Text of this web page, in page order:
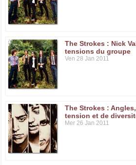
The Strokes : Nick
tensions du groupe
Ven 28 Jan 2011
The Strokes :
tension et de
Mer 26 Jan 2011